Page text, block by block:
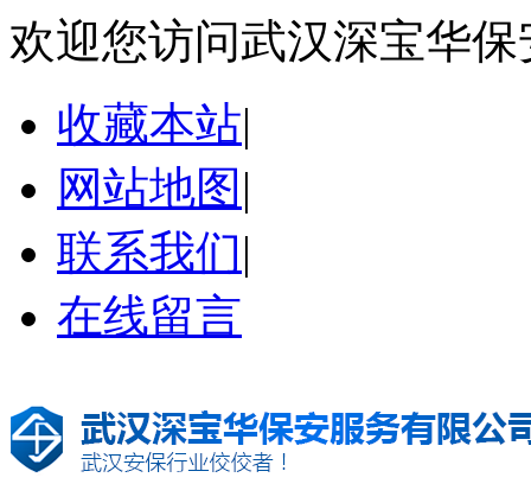
欢迎您访问武汉深宝华
收藏本站|
网站地图 |
联系我们|
在线留言